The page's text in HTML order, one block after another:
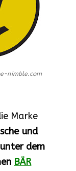
nimble.com
Marke
und
dem
BÄR